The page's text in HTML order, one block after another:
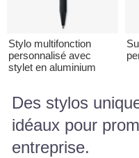
Stylo multifonction
personnalisé avec
stylet en aluminium
Des stylos
idéaux pour
entreprise.